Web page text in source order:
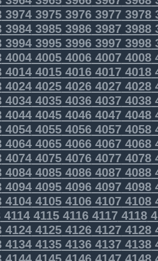
39743975397639773978
39843985398639873988
39943995399639973998
40044005400640074008
40144015401640174018
40244025402640274028
40344035403640374038
40444045404640474048
40544055405640574058
40644065406640674068
40744075407640774078
40844085408640874088
40944095409640974098
41044105410641074108
41144115411641174118
41244125412641274128
41344135413641374138